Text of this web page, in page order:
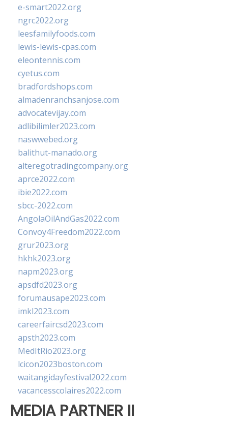
e-smart2022.org
ngrc2022.org
leesfamilyfoods.com
lewis-lewis-cpas.com
eleontennis.com
cyetus.com
bradfordshops.com
almadenranchsanjose.com
advocatevijay.com
adlibilimler2023.com
naswwebed.org
balithut-manado.org
alteregotradingcompany.org
aprce2022.com
ibie2022.com
sbcc-2022.com
AngolaOilAndGas2022.com
Convoy4Freedom2022.com
grur2023.org
hkhk2023.org
napm2023.org
apsdfd2023.org
forumausape2023.com
imkl2023.com
careerfaircsd2023.com
apsth2023.com
MedItRio2023.org
lcicon2023boston.com
waitangidayfestival2022.com
vacancesscolaires2022.com
MEDIA PARTNER II